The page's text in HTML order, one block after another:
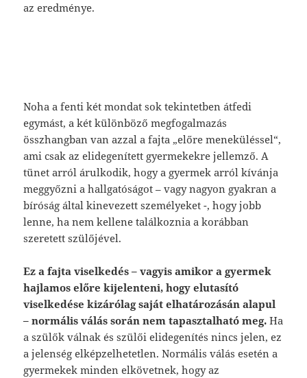
az eredménye.
Noha a fenti két mondat sok tekintetben átfedi
egymást, a két különböző megfogalmazás
összhangban van azzal a fajta „előre meneküléssel“,
ami csak az elidegenített gyermekekre jellemző. A
tünet arról árulkodik, hogy a gyermek arról kívánja
meggyőzni a hallgatóságot – vagy nagyon gyakran a
bíróság által kinevezett személyeket -, hogy jobb
lenne, ha nem kellene találkoznia a korábban
szeretett szülőjével.
Ez a fajta viselkedés – vagyis amikor a gyermek
hajlamos előre kijelenteni, hogy elutasító
viselkedése kizárólag saját elhatározásán alapul
– normális válás során nem tapasztalható meg. Ha
a szülők válnak és szülői elidegenítés nincs jelen, ez
a jelenség elképzelhetetlen. Normális válás esetén a
gyermekek minden elkövetnek, hogy az